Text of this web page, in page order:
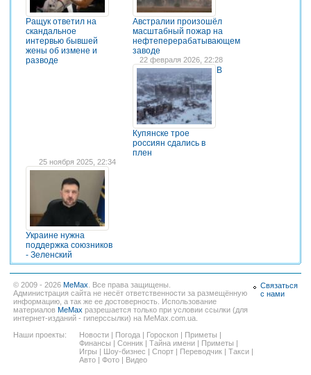
Ращук ответил на
скандальное
интервью бывшей
жены об измене и
разводе
Австралии произошёл
масштабный пожар на
нефтеперерабатывающем
заводе
22 февраля 2026, 22:28
В
Купянске трое
россиян сдались в
плен
25 ноября 2025, 22:34
Украине нужна
поддержка союзников
- Зеленский
© 2009 - 2026 MeMax . Все права защищены.
Администрация сайта не несёт ответственности за размещённую
информацию, а так же ее достоверность. Использование
материалов MeMax разрешается только при условии ссылки (для
интернет-изданий - гиперссылки) на MeMax.com.ua.
Наши проекты:
Новости | Погода | Гороскоп | Приметы |
Финансы | Сонник | Тайна имени | Приметы |
Игры | Шоу-бизнес | Спорт | Переводчик | Такси |
Авто | Фото | Видео
Связаться
с нами